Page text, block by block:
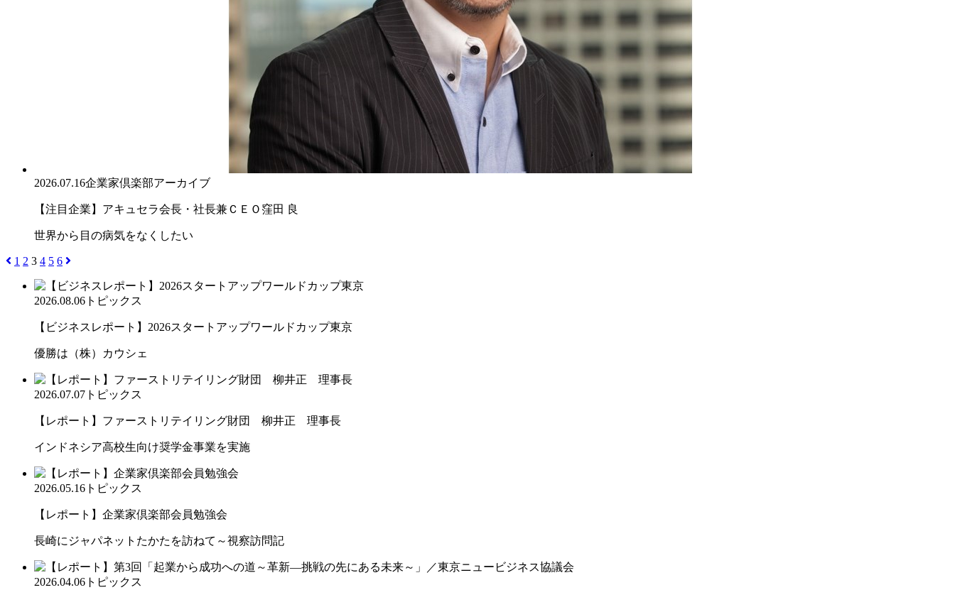
2026.07.16企業家倶楽部アーカイブ
【注目企業】アキュセラ会長・社長兼ＣＥＯ窪田 良
世界から目の病気をなくしたい
1 2 3 4 5 6
2026.08.06 トピックス
【ビジネスレポート】2026スタートアップワールドカップ東京
優勝は（株）カウシェ
2026.07.07 トピックス
【レポート】ファーストリテイリング財団 柳井正 理事長
インドネシア高校生向け奨学金事業を実施
2026.05.16 トピックス
【レポート】企業家倶楽部会員勉強会
長崎にジャパネットたかたを訪ねて～視察訪問記
2026.04.06 トピックス